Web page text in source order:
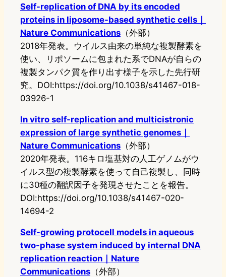
Self-replication of DNA by its encoded
proteins in liposome-based synthetic cells｜
Nature Communications （外部）
2018年発表。ウイルス由来の単純な複製酵素を
使い、リポソームに包まれた系でDNAが自らの
複製タンパク質を作り出す様子を示した先行研
究。DOI:https://doi.org/10.1038/s41467-018-
03926-1
In vitro self-replication and multicistronic
expression of large synthetic genomes｜
Nature Communications （外部）
2020年発表。116キロ塩基対の人工ゲノムがウ
イルス型の複製酵素を使って自己複製し、同時
に30種の翻訳因子を発現させたことを報告。
DOI:https://doi.org/10.1038/s41467-020-
14694-2
Self-growing protocell models in aqueous
two-phase system induced by internal DNA
replication reaction｜Nature
Communications （外部）